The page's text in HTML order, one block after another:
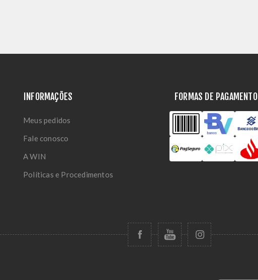
INFORMAÇÕES
Meus pedidos
Fale conosco
A WIN
Políticas e Procedimentos
FORMAS DE PAGAMENTO